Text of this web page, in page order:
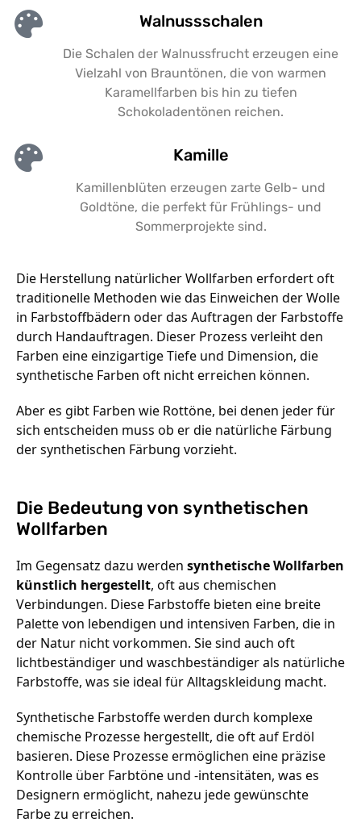
Walnussschalen
Die Schalen der Walnussfrucht erzeugen eine
Vielzahl von Brauntönen, die von warmen
Karamellfarben bis hin zu tiefen
Schokoladentönen reichen.
Kamille
Kamillenblüten erzeugen zarte Gelb- und
Goldtöne, die perfekt für Frühlings- und
Sommerprojekte sind.
Die Herstellung natürlicher Wollfarben erfordert oft
traditionelle Methoden wie das Einweichen der Wolle
in Farbstoffbädern oder das Auftragen der Farbstoffe
durch Handauftragen. Dieser Prozess verleiht den
Farben eine einzigartige Tiefe und Dimension, die
synthetische Farben oft nicht erreichen können.
Aber es gibt Farben wie Rottöne, bei denen jeder für
sich entscheiden muss ob er die natürliche Färbung
der synthetischen Färbung vorzieht.
Die Bedeutung von synthetischen
Wollfarben
Im Gegensatz dazu werden synthetische Wollfarben
künstlich hergestellt, oft aus chemischen
Verbindungen. Diese Farbstoffe bieten eine breite
Palette von lebendigen und intensiven Farben, die in
der Natur nicht vorkommen. Sie sind auch oft
lichtbeständiger und waschbeständiger als natürliche
Farbstoffe, was sie ideal für Alltagskleidung macht.
Synthetische Farbstoffe werden durch komplexe
chemische Prozesse hergestellt, die oft auf Erdöl
basieren. Diese Prozesse ermöglichen eine präzise
Kontrolle über Farbtöne und -intensitäten, was es
Designern ermöglicht, nahezu jede gewünschte
Farbe zu erreichen.